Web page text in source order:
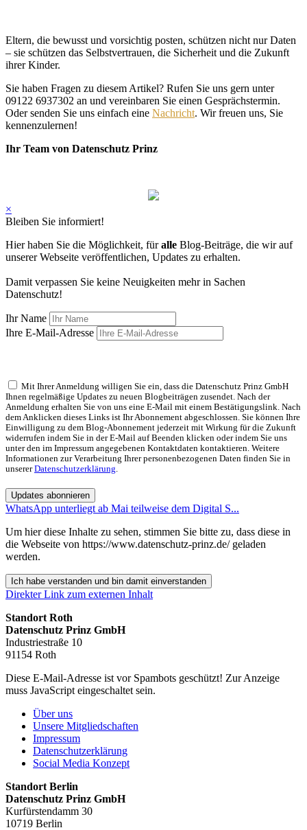
Eltern, die bewusst und vorsichtig posten, schützen nicht nur Daten
– sie schützen das Selbstvertrauen, die Sicherheit und die Zukunft
ihrer Kinder.
Sie haben Fragen zu diesem Artikel? Rufen Sie uns gern unter
09122 6937302 an und vereinbaren Sie einen Gesprächstermin.
Oder senden Sie uns einfach eine Nachricht. Wir freuen uns, Sie
kennenzulernen!
Ihr Team von Datenschutz Prinz
×
Bleiben Sie informiert!
Hier haben Sie die Möglichkeit, füralle Blog-Beiträge, die wir auf
unserer Webseite veröffentlichen, Updates zu erhalten.
Damit verpassen Sie keine Neuigkeiten mehr in Sachen
Datenschutz!
Ihr Name
Ihre E-Mail-Adresse
Mit Ihrer Anmeldung willigen Sie ein, dass die Datenschutz Prinz GmbH
Ihnen regelmäßige Updates zu neuen Blogbeiträgen zusendet. Nach der
Anmeldung erhalten Sie von uns eine E-Mail mit einem Bestätigungslink. Nach
dem Anklicken dieses Links ist Ihr Abonnement abgeschlossen. Sie können Ihre
Einwilligung zu dem Blog-Abonnement jederzeit mit Wirkung für die Zukunft
widerrufen indem Sie in der E-Mail auf Beenden klicken oder indem Sie uns
unter den im Impressum angegebenen Kontaktdaten kontaktieren. Weitere
Informationen zur Verarbeitung Ihrer personenbezogenen Daten finden Sie in
unsererDatenschutzerklärung.
Updates abonnieren
WhatsApp unterliegt ab Mai teilweise dem Digital S...
Um hier diese Inhalte zu sehen, stimmen Sie bitte zu, dass diese in
die Webseite von https://www.datenschutz-prinz.de/ geladen
werden.
Ich habe verstanden und bin damit einverstanden
Direkter Link zum externen Inhalt
Standort Roth
Datenschutz Prinz GmbH
Industriestraße 10
91154 Roth
Diese E-Mail-Adresse ist vor Spambots geschützt! Zur Anzeige
muss JavaScript eingeschaltet sein.
Über uns
Unsere Mitgliedschaften
Impressum
Datenschutzerklärung
Social Media Konzept
Standort Berlin
Datenschutz Prinz GmbH
Kurfürstendamm 30
10719 Berlin